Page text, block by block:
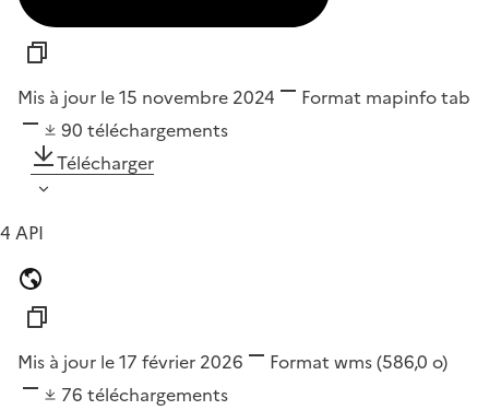
Mis à jour le 15 novembre 2024 Format mapinfo tab
90 téléchargements
Télécharger
4 API
Mis à jour le 17 février 2026 Format wms(586,0 o)
76 téléchargements